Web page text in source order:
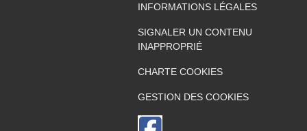
INFORMATIONS LÉGALES
SIGNALER UN CONTENU
INAPPROPRIÉ
CHARTE COOKIES
GESTION DES COOKIES